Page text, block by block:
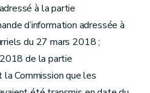
à la partie
d’information adressée à
du 27 mars 2018 ;
de la partie
Commission que les